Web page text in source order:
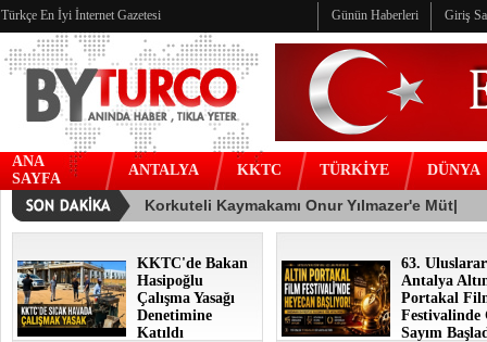
Türkçe En İyi İnternet Gazetesi Günün Haberleri Giriş
ANA
SAYFA
ANTALYA KKTC TÜRKİYE DÜNYA
KKTC'de Bakan
Hasipoğlu
Çalışma Yasağı
Denetimine
Katıldı
63.
Antalya
Portakal
Festivalinde
Sayım